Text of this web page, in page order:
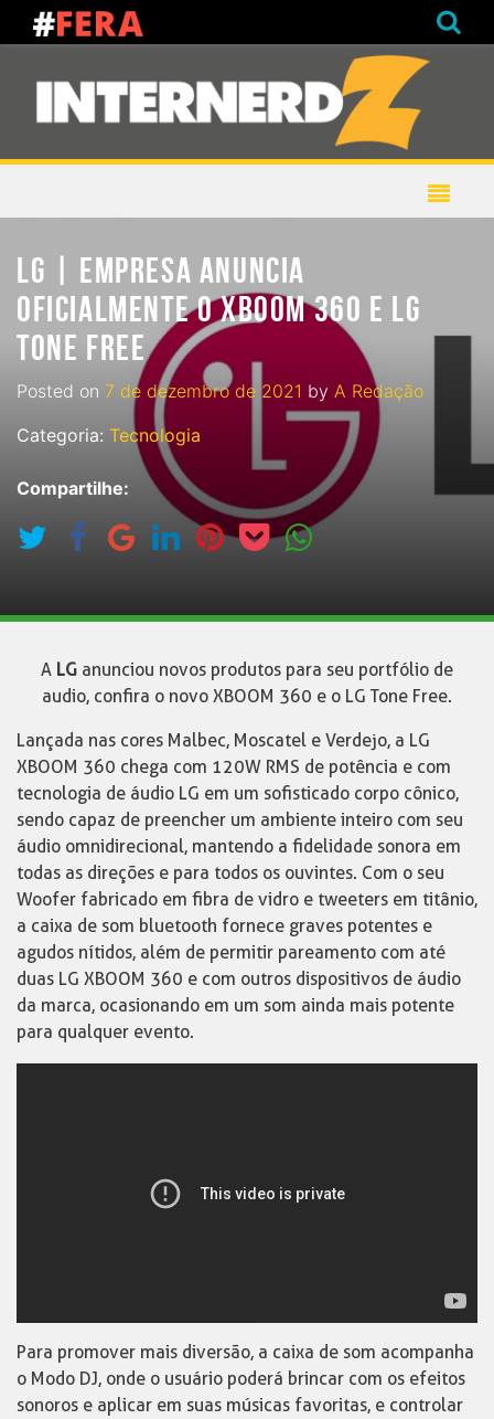
LG | EMPRESA ANUNCIA
OFICIALMENTE O XBOOM 360 E LG
TONE FREE
Posted on 7 de dezembro de 2021 by A Redação
Categoria: Tecnologia
Compartilhe:
A LG anunciou novos produtos para seu portfólio de
audio, confira o novo XBOOM 360 e o LG Tone Free.
Lançada nas cores Malbec, Moscatel e Verdejo, a LG
XBOOM 360 chega com 120W RMS de potência e com
tecnologia de áudio LG em um sofisticado corpo cônico,
sendo capaz de preencher um ambiente inteiro com seu
áudio omnidirecional, mantendo a fidelidade sonora em
todas as direções e para todos os ouvintes. Com o seu
Woofer fabricado em fibra de vidro e tweeters em titânio,
a caixa de som bluetooth fornece graves potentes e
agudos nítidos, além de permitir pareamento com até
duas LG XBOOM 360 e com outros dispositivos de áudio
da marca, ocasionando em um som ainda mais potente
para qualquer evento.
Para promover mais diversão, a caixa de som acompanha
o Modo DJ, onde o usuário poderá brincar com os efeitos
sonoros e aplicar em suas músicas favoritas, e controlar